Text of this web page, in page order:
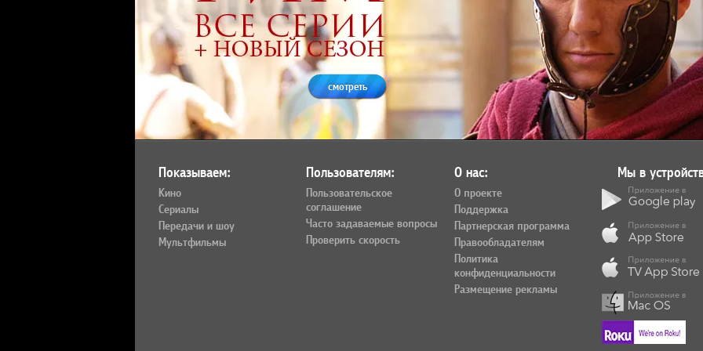
смотреть
Показываем:
Кино
Сериалы
Передачи и шоу
Мультфильмы
Пользователям:
Пользовательское
соглашение
Часто задаваемые вопросы
Проверить скорость
О нас:
О проекте
Поддержка
Партнерская программа
Правообладателям
Политика
конфиденциальности
Размещение рекламы
Мы в